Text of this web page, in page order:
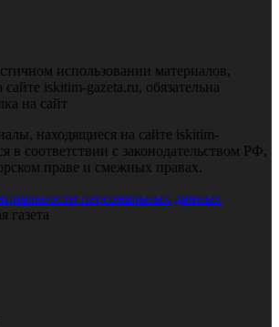
использовании материалов,
iskitim-gazeta.ru, обязательна
на сайт
находящиеся на сайте iskitim-
в соответствии с законодательством РФ,
праве и смежных правах.
персональных данных
газета